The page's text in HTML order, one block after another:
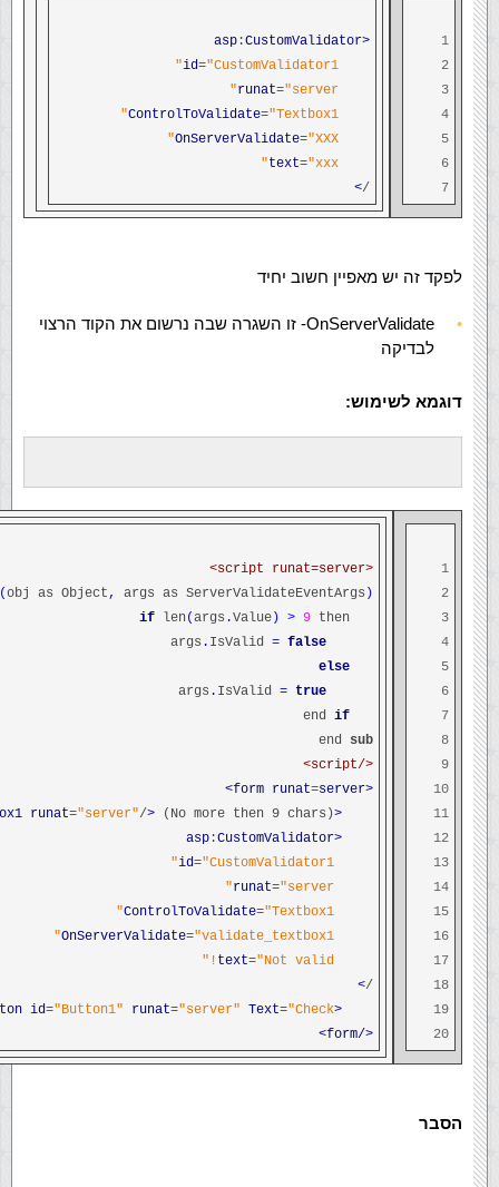
1
2
3
4
5
6
7
<asp
:CustomValidator
id="CustomValidator1"
runat="server"
ControlToValidate="Textbox1"
OnServerValidate="XXX"
text="xxx"
/
>
לפקד זה יש מאפיין חשוב יחיד
OnServerValidate- זו השגרה שבה נרשום את הקוד הרצוי
לבדיקה
דוגמא לשימוש:
1
2
3
4
5
6
7
8
9
10
11
12
13
14
15
16
17
18
19
20
<script runat=server>
(obj as Object, args as ServerValidateEventArgs )
if len(args .Value ) > 9 then
. IsValid = false
else
. IsValid = true
if
end sub
</script>
<form
runat=server>
<asp
runat="server"/> (No more then 9 chars)
<asp
:CustomValidator
id="CustomValidator1"
runat="server"
ControlToValidate="Textbox1"
OnServerValidate="validate_textbox1"
text="Not valid!"
/
>
<asp
id="Button1" runat="server" Text="Check"
</form>
הסבר